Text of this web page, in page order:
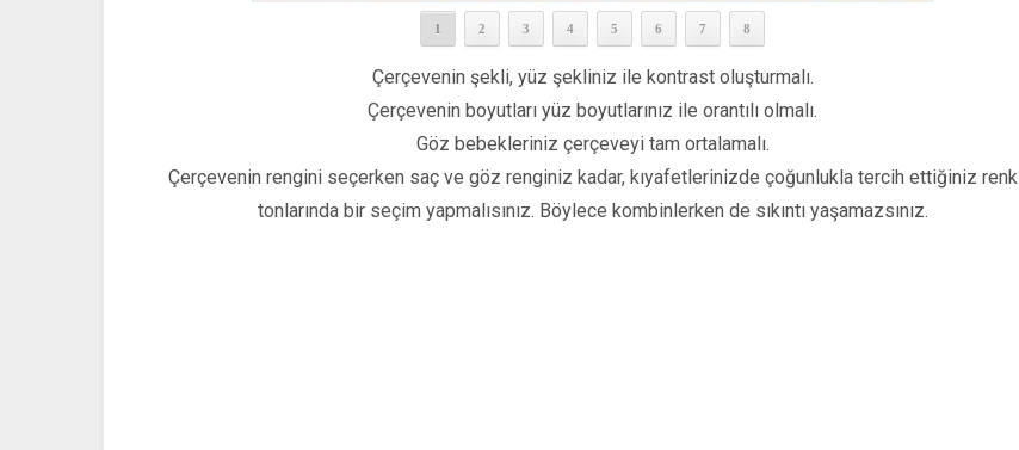
1 2 3 4 5 6 7 8
Çerçevenin şekli, yüz şekliniz ile kontrast oluşturmalı.
Çerçevenin boyutları yüz boyutlarınız ile orantılı olmalı.
Göz bebekleriniz çerçeveyi tam ortalamalı.
Çerçevenin rengini seçerken saç ve göz renginiz kadar, kıyafetlerinizde çoğunlukla tercih ettiğiniz renk
tonlarında bir seçim yapmalısınız. Böylece kombinlerken de sıkıntı yaşamazsınız.